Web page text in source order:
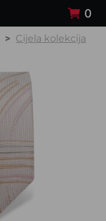
0
Cijela kolekcija